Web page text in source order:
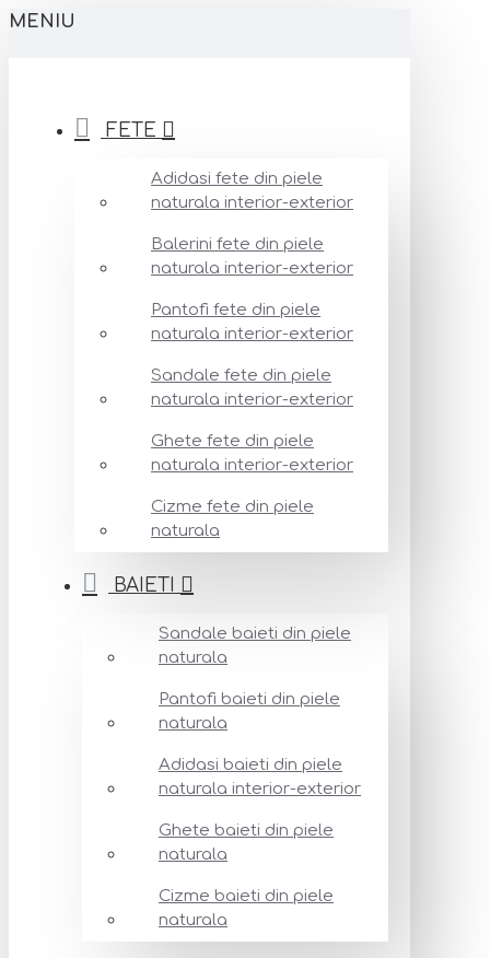
MENIU
FETE
Adidasi fete din piele
naturala interior-exterior
Balerini fete din piele
naturala interior-exterior
Pantofi fete din piele
naturala interior-exterior
Sandale fete din piele
naturala interior-exterior
Ghete fete din piele
naturala interior-exterior
Cizme fete din piele
naturala
BAIETI
Sandale baieti din piele
naturala
Pantofi baieti din piele
naturala
Adidasi baieti din piele
naturala interior-exterior
Ghete baieti din piele
naturala
Cizme baieti din piele
naturala